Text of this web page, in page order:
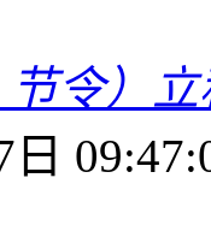
节令）
日